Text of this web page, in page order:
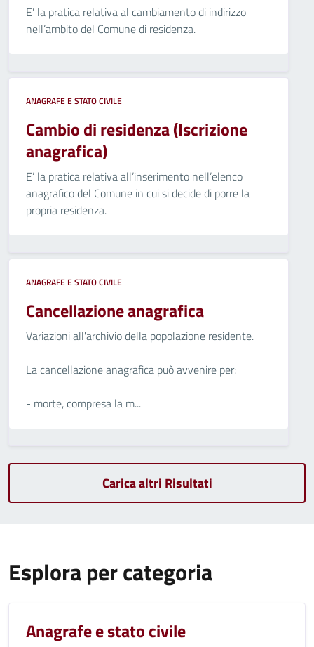
E’ la pratica relativa al cambiamento di indirizzo
nell’ambito del Comune di residenza.
ANAGRAFE E STATO CIVILE
Cambio di residenza (Iscrizione
anagrafica)
E’ la pratica relativa all’inserimento nell’elenco
anagrafico del Comune in cui si decide di porre la
propria residenza.
ANAGRAFE E STATO CIVILE
Cancellazione anagrafica
Variazioni all'archivio della popolazione residente.
La cancellazione anagrafica può avvenire per:
- morte, compresa la m...
Carica altri Risultati
Esplora per categoria
Anagrafe e stato civile